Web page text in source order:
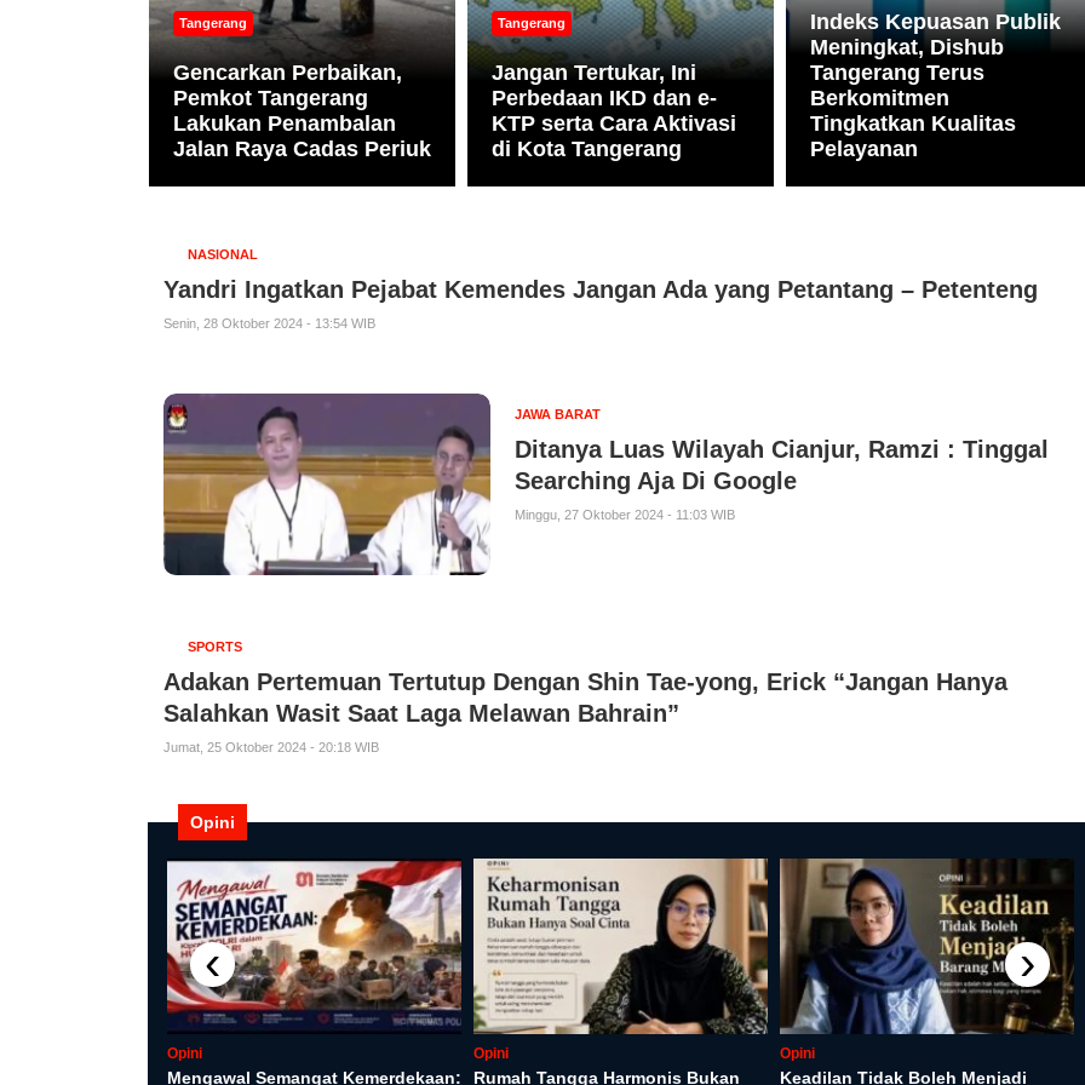
Tangerang
Gencarkan Perbaikan,
Pemkot Tangerang
Lakukan Penambalan
Jalan Raya Cadas Periuk
Tangerang
Jangan Tertukar, Ini
Perbedaan IKD dan e-
KTP serta Cara Aktivasi
di Kota Tangerang
Indeks Kepuasan Publik
Meningkat, Dishub
Tangerang Terus
Berkomitmen
Tingkatkan Kualitas
Pelayanan
NASIONAL
Yandri Ingatkan Pejabat Kemendes Jangan Ada yang Petantang – Petenteng
Senin, 28 Oktober 2024 - 13:54 WIB
JAWA BARAT
Ditanya Luas Wilayah Cianjur, Ramzi : Tinggal
Searching Aja Di Google
Minggu, 27 Oktober 2024 - 11:03 WIB
SPORTS
Adakan Pertemuan Tertutup Dengan Shin Tae-yong, Erick “Jangan Hanya
Salahkan Wasit Saat Laga Melawan Bahrain”
Jumat, 25 Oktober 2024 - 20:18 WIB
Opini
Opini
Mengawal Semangat Kemerdekaan:
Opini
Rumah Tangga Harmonis Bukan
Opini
Keadilan Tidak Boleh Menjadi
‹ ›